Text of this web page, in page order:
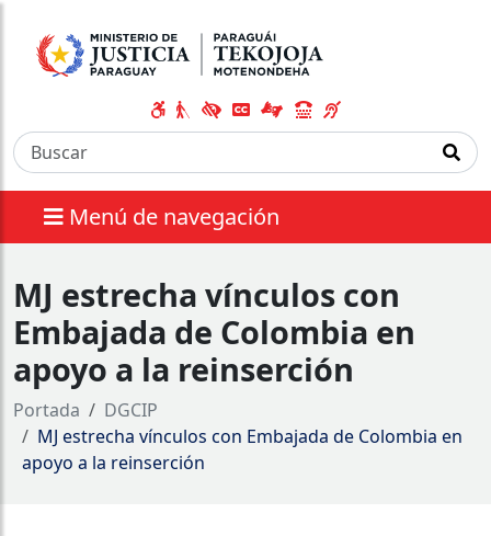
Menú de navegación
MJ estrecha vínculos con
Embajada de Colombia en
apoyo a la reinserción
Portada
DGCIP
MJ estrecha vínculos con Embajada de Colombia en
apoyo a la reinserción